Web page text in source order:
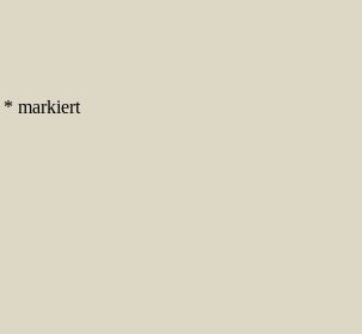
* markiert